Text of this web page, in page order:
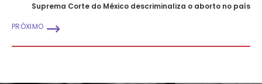
Suprema Corte do México descriminaliza o aborto no país
PRÓXIMO